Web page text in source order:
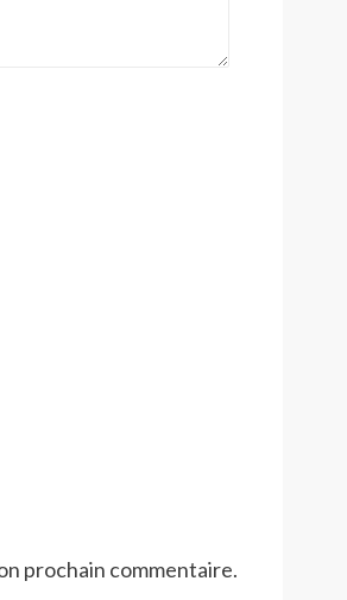
prochain commentaire.